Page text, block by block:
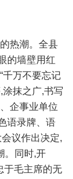
热潮。全县
的墙壁用红
千万不要忘记
涂抹之广,书写
企事业单位
语录牌、语
议作出决定,
。同时,开
于毛主席的无